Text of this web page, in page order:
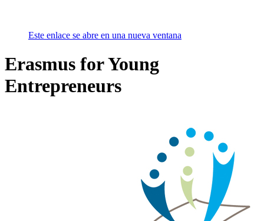
Este enlace se abre en una nueva ventana
Erasmus for Young
Entrepreneurs